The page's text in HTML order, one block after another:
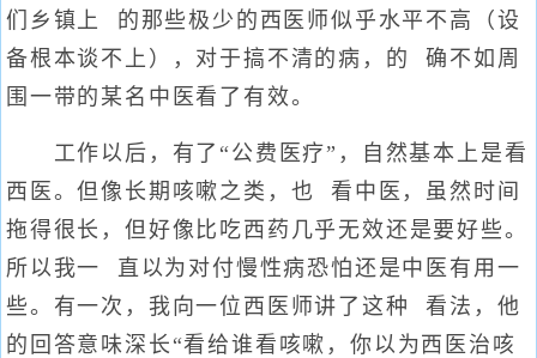
们乡镇上 的那些极少的西医师似乎水平不高（设
备根本谈不上），对于搞不清的病，的 确不如周
围一带的某名中医看了有效。
工作以后，有了“公费医疗”，自然基本上是看
西医。但像长期咳嗽之类，也 看中医，虽然时间
拖得很长，但好像比吃西药几乎无效还是要好些。
所以我一 直以为对付慢性病恐怕还是中医有用一
些。有一次，我向一位西医师讲了这种 看法，他
的回答意味深长“看给谁看咳嗽，你以为西医治咳